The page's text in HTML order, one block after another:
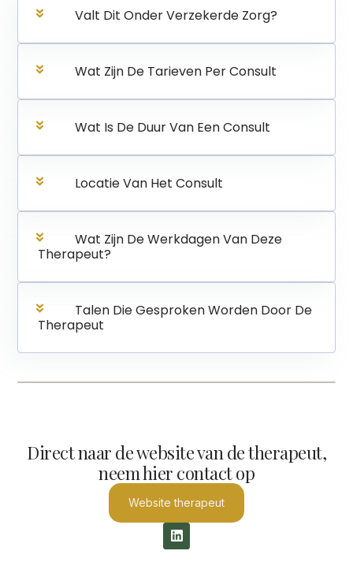
Valt Dit Onder Verzekerde Zorg?
Wat Zijn De Tarieven Per Consult
Wat Is De Duur Van Een Consult
Locatie Van Het Consult
Wat Zijn De Werkdagen Van Deze
Therapeut?
Talen Die Gesproken Worden Door De
Therapeut
Direct naar de website van de therapeut,
neem hier contact op
Website therapeut
L
i
n